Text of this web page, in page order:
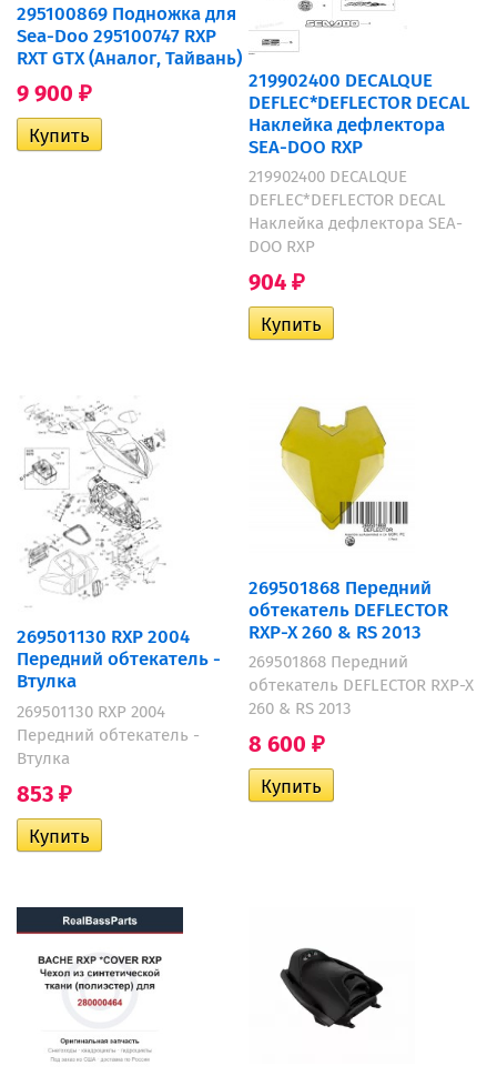
295100869 Подножка для
Sea-Doo 295100747 RXP
RXT GTX (Аналог, Тайвань)
9 900 ₽
219902400 DECALQUE
DEFLEC*DEFLECTOR DECAL
Наклейка дефлектора
SEA-DOO RXP
219902400 DECALQUE
DEFLEC*DEFLECTOR DECAL
Наклейка дефлектора SEA-
DOO RXP
904 ₽
269501130 RXP 2004
Передний обтекатель -
Втулка
269501130 RXP 2004
Передний обтекатель -
Втулка
853 ₽
269501868 Передний
обтекатель DEFLECTOR
RXP-X 260 & RS 2013
269501868 Передний
обтекатель DEFLECTOR RXP-X
260 & RS 2013
8 600 ₽